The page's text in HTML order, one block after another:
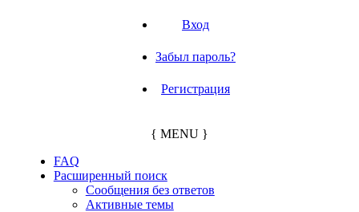
Вход
Забыл пароль?
Регистрация
{ MENU }
FAQ
Расширенный поиск
Сообщения без ответов
Активные темы